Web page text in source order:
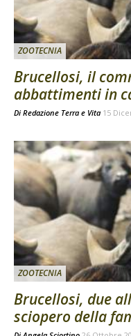
ZOOTECNIA
Brucellosi, il
abbattimenti in
Di Redazione Terra e Vita 15
ZOOTECNIA
Brucellosi, due
sciopero della